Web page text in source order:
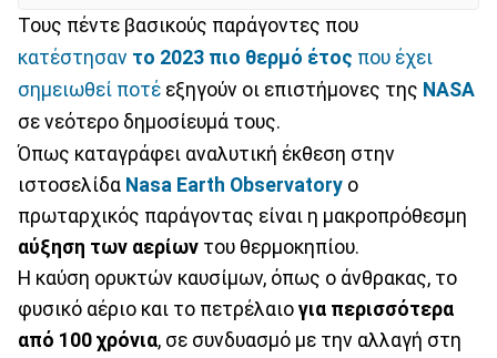
Τους πέντε βασικούς παράγοντες που
κατέστησαν το 2023 πιο θερμό έτος που έχει
σημειωθεί ποτέ εξηγούν οι επιστήμονες της NASA
σε νεότερο δημοσίευμά τους.
Όπως καταγράφει αναλυτική έκθεση στην
ιστοσελίδα Nasa Earth Observatory ο
πρωταρχικός παράγοντας είναι η μακροπρόθεσμη
αύξηση των αερίων του θερμοκηπίου.
Η καύση ορυκτών καυσίμων, όπως ο άνθρακας, το
φυσικό αέριο και το πετρέλαιο για περισσότερα
από 100 χρόνια, σε συνδυασμό με την αλλαγή στη